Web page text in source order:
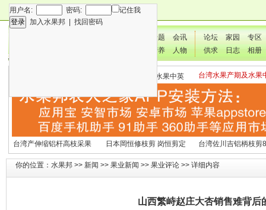
用户名: 密码:
记住我
加入水果邦
找回密码
专题
会讯
营养 人物
论坛 家园
专区
供求
日志 相册
国外水果产期及水果中英
台湾水果产期及水果
文表
台湾产伸缩铝杆高枝采果
剪2270#
日本岡恒修枝剪 岗恒剪定
铗200
台湾佐川吉铝柄枝剪
（欧洲款式）
你的位置： 水果邦 >> 新闻 >> 果业新闻 >> 果业评论 >> 详细内容
山西繁峙赵庄大杏销售难背后